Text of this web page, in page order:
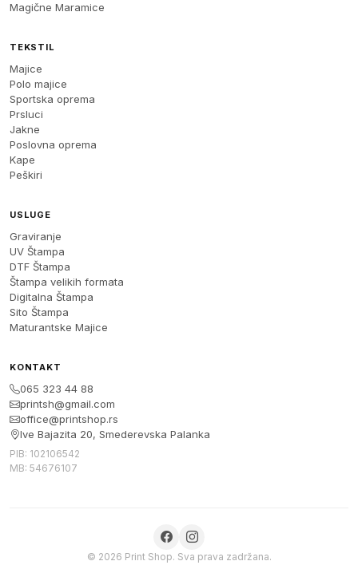
Magične Maramice
TEKSTIL
Majice
Polo majice
Sportska oprema
Prsluci
Jakne
Poslovna oprema
Kape
Peškiri
USLUGE
Graviranje
UV Štampa
DTF Štampa
Štampa velikih formata
Digitalna Štampa
Sito Štampa
Maturantske Majice
KONTAKT
065 323 44 88
printsh@gmail.com
office@printshop.rs
Ive Bajazita 20, Smederevska Palanka
PIB: 102106542
MB: 54676107
© 2026 Print Shop. Sva prava zadržana.